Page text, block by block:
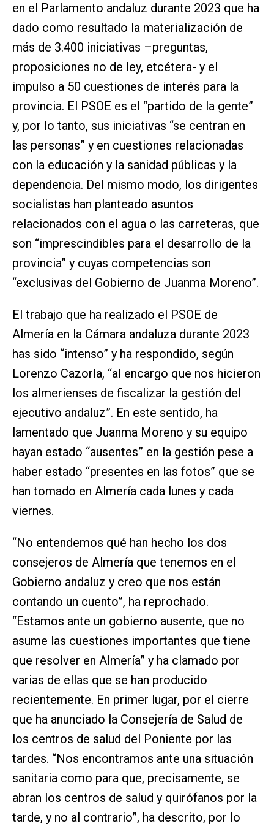
en el Parlamento andaluz durante 2023 que ha
dado como resultado la materialización de
más de 3.400 iniciativas –preguntas,
proposiciones no de ley, etcétera- y el
impulso a 50 cuestiones de interés para la
provincia. El PSOE es el “partido de la gente”
y, por lo tanto, sus iniciativas “se centran en
las personas” y en cuestiones relacionadas
con la educación y la sanidad públicas y la
dependencia. Del mismo modo, los dirigentes
socialistas han planteado asuntos
relacionados con el agua o las carreteras, que
son “imprescindibles para el desarrollo de la
provincia” y cuyas competencias son
“exclusivas del Gobierno de Juanma Moreno”.
El trabajo que ha realizado el PSOE de
Almería en la Cámara andaluza durante 2023
has sido “intenso” y ha respondido, según
Lorenzo Cazorla, “al encargo que nos hicieron
los almerienses de fiscalizar la gestión del
ejecutivo andaluz”. En este sentido, ha
lamentado que Juanma Moreno y su equipo
hayan estado “ausentes” en la gestión pese a
haber estado “presentes en las fotos” que se
han tomado en Almería cada lunes y cada
viernes.
“No entendemos qué han hecho los dos
consejeros de Almería que tenemos en el
Gobierno andaluz y creo que nos están
contando un cuento”, ha reprochado.
“Estamos ante un gobierno ausente, que no
asume las cuestiones importantes que tiene
que resolver en Almería” y ha clamado por
varias de ellas que se han producido
recientemente. En primer lugar, por el cierre
que ha anunciado la Consejería de Salud de
los centros de salud del Poniente por las
tardes. “Nos encontramos ante una situación
sanitaria como para que, precisamente, se
abran los centros de salud y quirófanos por la
tarde, y no al contrario”, ha descrito, por lo